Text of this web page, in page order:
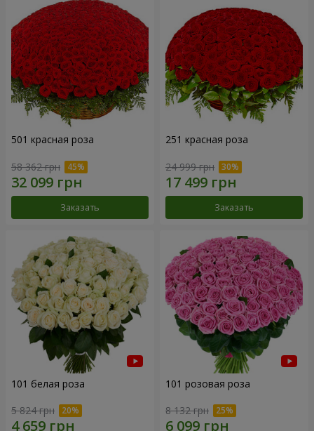
501 красная роза
58 362 грн
Заказать
251 красная роза
24 999 грн
Заказать
101 белая роза
5 824 грн
101 розовая роза
8 132 грн